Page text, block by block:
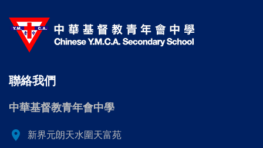
聯絡我們
中華基督教青年會中學
location_on 新界元朗天水圍天富苑